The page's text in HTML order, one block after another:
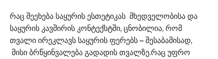
რაც შეეხება საყურის ესთეტიკას მხედველობისა და
საყურის კავშირის კონტექსტში, ცნობილია, რომ
თვალი ირეკლავს საყურის ფერებს – შესაბამისად,
მისი ბრწყინვალება გადადის თვალზე.რაც უფრო